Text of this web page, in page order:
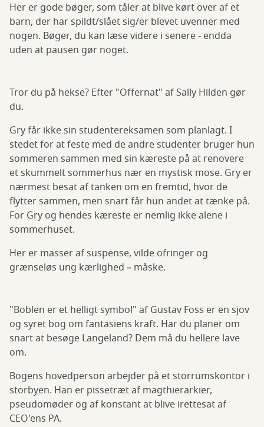
Her er gode bøger, som tåler at blive kørt over af et
barn, der har spildt/slået sig/er blevet uvenner med
nogen. Bøger, du kan læse videre i senere - endda
uden at pausen gør noget.
Tror du på hekse? Efter "Offernat" af Sally Hilden gør
du.
Gry får ikke sin studentereksamen som planlagt. I
stedet for at feste med de andre studenter bruger hun
sommeren sammen med sin kæreste på at renovere
et skummelt sommerhus nær en mystisk mose. Gry er
nærmest besat af tanken om en fremtid, hvor de
flytter sammen, men snart får hun andet at tænke på.
For Gry og hendes kæreste er nemlig ikke alene i
sommerhuset.
Her er masser af suspense, vilde ofringer og
grænseløs ung kærlighed – måske.
"Boblen er et helligt symbol" af Gustav Foss er en sjov
og syret bog om fantasiens kraft. Har du planer om
snart at besøge Langeland? Dem må du hellere lave
om.
Bogens hovedperson arbejder på et storrumskontor i
storbyen. Han er pissetræt af magthierarkier,
pseudomøder og af konstant at blive irettesat af
CEO'ens PA.